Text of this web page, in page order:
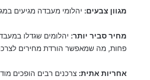
מגוון צבעים: יהלומי מעבדה מגיעים
מחיר סביר יותר: יהלומים שגדלו
פחות, מה שמאפשר הורדת מחירים
אחריות אתית: צרכנים רבים הופכים